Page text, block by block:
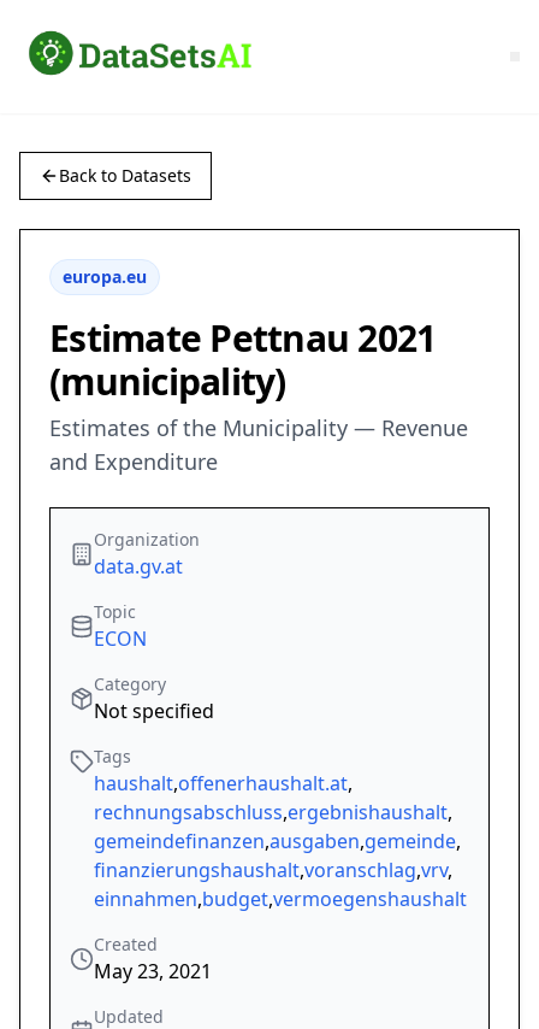
Back to Datasets
europa.eu
Estimate Pettnau 2021
(municipality)
Estimates of the Municipality — Revenue
and Expenditure
Organization
data.gv.at
Topic
ECON
Category
Not specified
Tags
haushalt,offenerhaushalt.at,
rechnungsabschluss,ergebnishaushalt,
gemeindefinanzen,ausgaben,gemeinde,
finanzierungshaushalt,voranschlag,vrv,
einnahmen,budget,vermoegenshaushalt
Created
May 23, 2021
Updated